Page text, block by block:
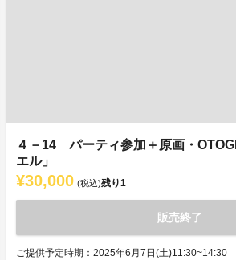
４－14 パーティ参加＋原画・
エル」
¥30,000 (税込)残り1
販売終了
ご提供予定時期：2025年6月7日(土)11:30~14:30